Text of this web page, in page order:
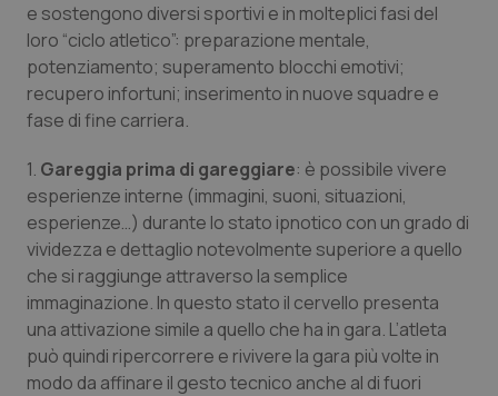
Lazio
Liguria
Lombardia
Marche
Molise
Piemonte
Provincia Autonoma di Bolzano
Diabete & glucometri
Disturbi dell’umore
Dolore
Donna & Salute
Epatiti
HIV
Infezioni & Febbre
e sostengono diversi sportivi e in molteplici fasi del
loro “ciclo atletico”: preparazione mentale,
potenziamento; superamento blocchi emotivi;
recupero infortuni; inserimento in nuove squadre e
fase di fine carriera.
1. Gareggia prima di gareggiare: è possibile vivere
esperienze interne (immagini, suoni, situazioni,
esperienze…) durante lo stato ipnotico con un grado di
vividezza e dettaglio notevolmente superiore a quello
che si raggiunge attraverso la semplice
immaginazione. In questo stato il cervello presenta
una attivazione simile a quello che ha in gara. L’atleta
può quindi ripercorrere e rivivere la gara più volte in
modo da affinare il gesto tecnico anche al di fuori